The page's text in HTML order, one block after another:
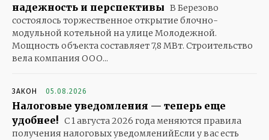
надежность и перспективы В Березово
состоялось торжественное открытие блочно-
модульной котельной на улице Молодежной.
Мощность объекта составляет 7,8 МВт. Строительство
вела компания ООО...
ЗАКОН 05.08.2026
Налоговые уведомления — теперь еще
удобнее! С 1 августа 2026 года меняются правила
получения налоговых уведомленийЕсли у вас есть